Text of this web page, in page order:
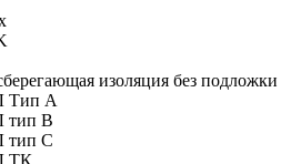
изоляция без подложки
А
В
C
ТК